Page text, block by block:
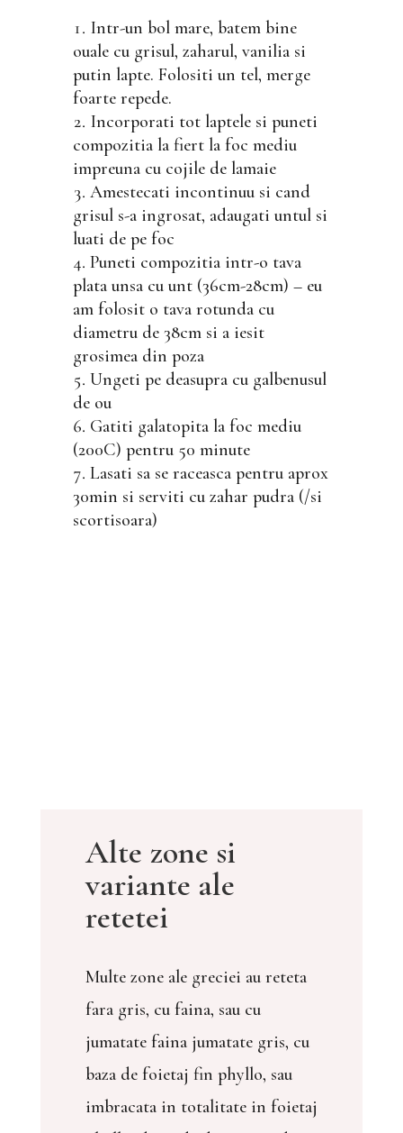
Intr-un bol mare, batem bine
ouale cu grisul, zaharul, vanilia si
putin lapte. Folositi un tel, merge
foarte repede.
Incorporati tot laptele si puneti
compozitia la fiert la foc mediu
impreuna cu cojile de lamaie
Amestecati incontinuu si cand
grisul s-a ingrosat, adaugati untul si
luati de pe foc
Puneti compozitia intr-o tava
plata unsa cu unt (36cm-28cm) – eu
am folosit o tava rotunda cu
diametru de 38cm si a iesit
grosimea din poza
Ungeti pe deasupra cu galbenusul
de ou
Gatiti galatopita la foc mediu
(200C) pentru 50 minute
Lasati sa se raceasca pentru aprox
30min si serviti cu zahar pudra (/si
scortisoara)
Alte zone si
variante ale
retetei
Multe zone ale greciei au reteta
fara gris, cu faina, sau cu
jumatate faina jumatate gris, cu
baza de foietaj fin phyllo, sau
imbracata in totalitate in foietaj